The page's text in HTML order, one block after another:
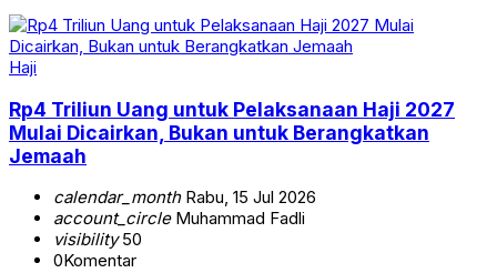
Haji
Rp4 Triliun Uang untuk Pelaksanaan Haji 2027
Mulai Dicairkan, Bukan untuk Berangkatkan
Jemaah
calendar_monthRabu, 15 Jul 2026
account_circleMuhammad Fadli
visibility50
0Komentar